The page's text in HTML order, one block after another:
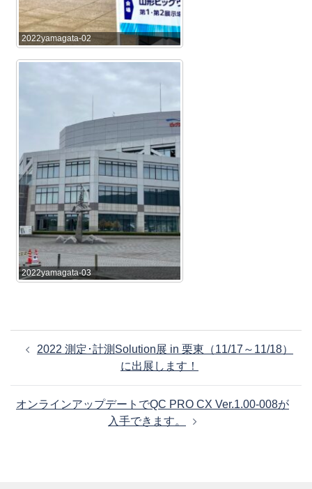
2022yamagata-02
2022yamagata-03
ビ
2022 測定･計測Solution展 in 栗東（11/17～11/18）
に出展します！
オンラインアップデートでQC PRO CX Ver.1.00-008が
入手できます。